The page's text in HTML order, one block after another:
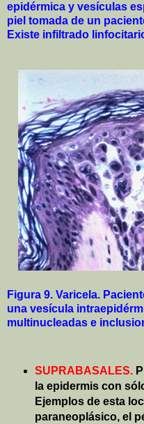
epidérmica y vesículas
piel tomada de un
Existe infiltrado
Figura 9. Varicela.
una vesícula
multinucleadas e
SUPRABASALES.
la epidermis con
Ejemplos de esta
paraneoplásico, el